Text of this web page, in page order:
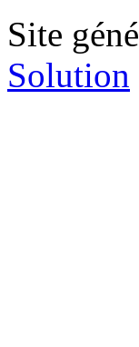
Site
Solution